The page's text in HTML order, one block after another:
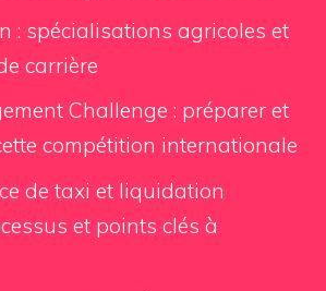
: spécialisations agricoles et
carrière
Challenge : préparer et
compétition internationale
de taxi et liquidation
et points clés à